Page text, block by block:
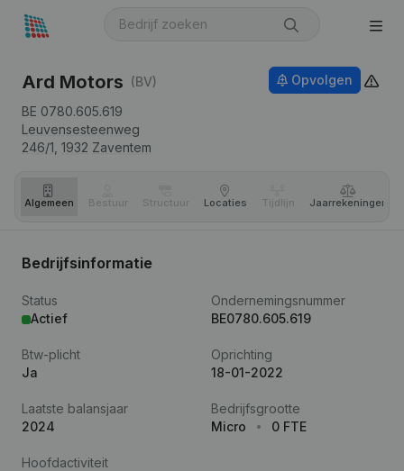
Ard Motors (BV)
BE 0780.605.619
Leuvensesteenweg
246/1, 1932 Zaventem
Opvolgen
Algemeen Bestuur Structuur Locaties Tijdlijn Jaar­rekeningen
Bedrijfsinformatie
Status
Actief
Ondernemingsnummer
BE0780.605.619
Btw-plicht
Ja
Oprichting
18-01-2022
Laatste balansjaar
2024
Bedrijfsgrootte
Micro
0 FTE
Hoofdactiviteit